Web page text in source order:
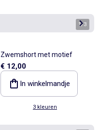
1/3
Zwemshort met motief
€ 12,00
In winkelmandje
3 kleuren